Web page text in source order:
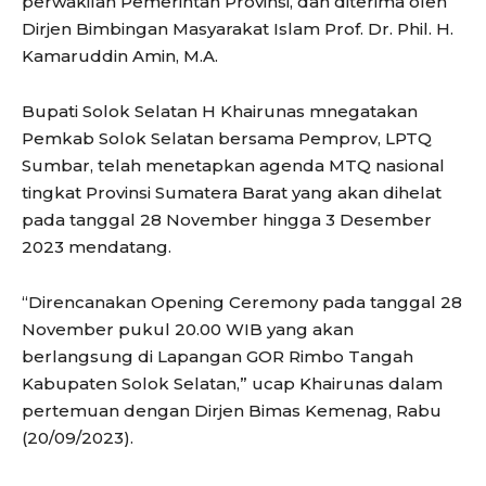
Dirjen Bimbingan Masyarakat Islam Prof. Dr. Phil. H.
Kamaruddin Amin, M.A.
Bupati Solok Selatan H Khairunas mnegatakan
Pemkab Solok Selatan bersama Pemprov, LPTQ
Sumbar, telah menetapkan agenda MTQ nasional
tingkat Provinsi Sumatera Barat yang akan dihelat
pada tanggal 28 November hingga 3 Desember
2023 mendatang.
“Direncanakan Opening Ceremony pada tanggal 28
November pukul 20.00 WIB yang akan
berlangsung di Lapangan GOR Rimbo Tangah
Kabupaten Solok Selatan,” ucap Khairunas dalam
pertemuan dengan Dirjen Bimas Kemenag, Rabu
(20/09/2023).